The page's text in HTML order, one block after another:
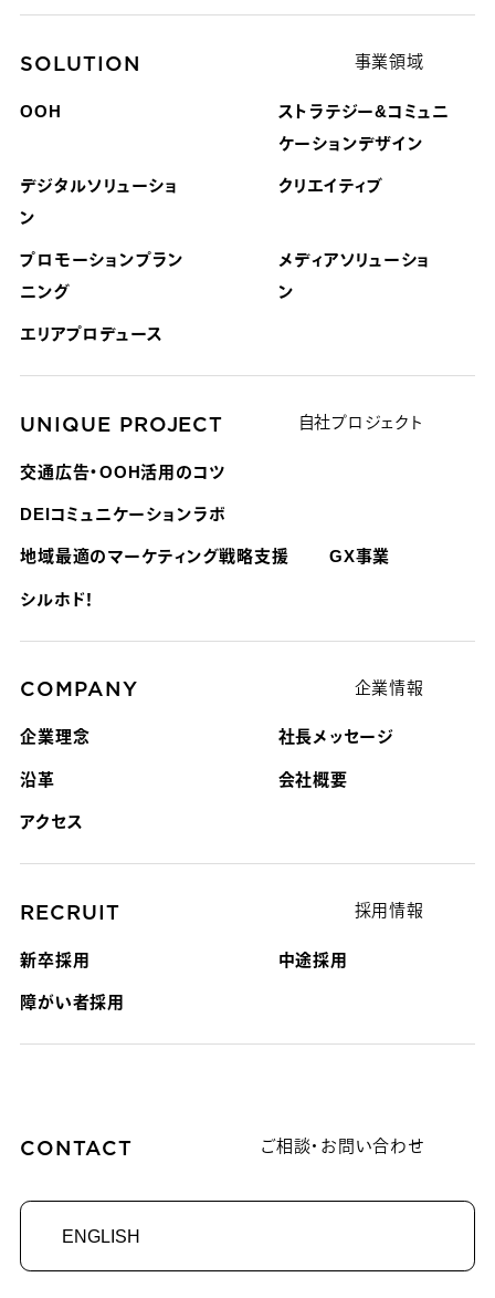
SOLUTION 事業領域
OOH
ストラテジー&コミュニ
ケーションデザイン
デジタルソリューショ
ン
クリエイティブ
プロモーションプラン
ニング
メディアソリューショ
ン
エリアプロデュース
UNIQUE PROJECT 自社プロジェクト
交通広告・OOH活用のコツ
DEIコミュニケーションラボ
地域最適のマーケティング戦略支援 GX事業
シルホド！
COMPANY 企業情報
企業理念 社長メッセージ
沿革 会社概要
アクセス
RECRUIT 採用情報
新卒採用 中途採用
障がい者採用
CONTACT ご相談・お問い合わせ
ENGLISH